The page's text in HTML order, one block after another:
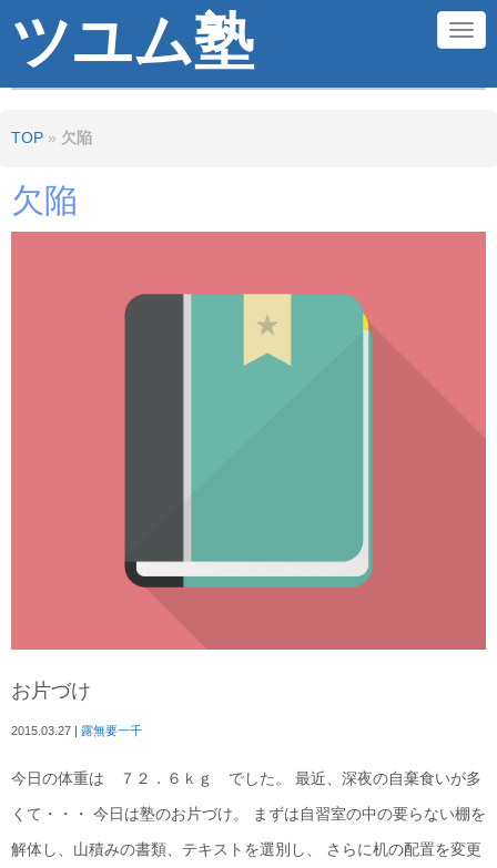
ツユム塾 N
TOP » 欠陥
欠陥
お片づけ
2015.03.27 | 露無要一千
今日の体重は ７２．６ｋｇ でした。 最近、深夜の自棄食いが多
くて・・・ 今日は塾のお片づけ。 まずは自習室の中の要らない棚を
解体し、山積みの書類、テキストを選別し、 さらに机の配置を変更